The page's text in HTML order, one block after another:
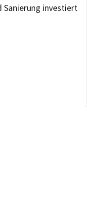
Sanierung investiert